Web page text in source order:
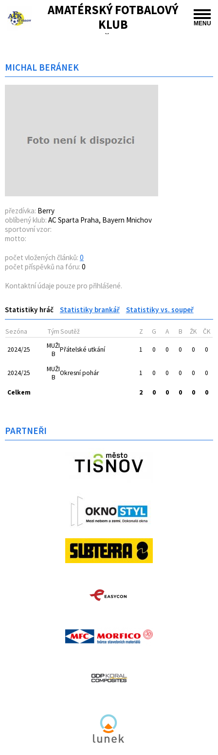
MENU
AMATÉRSKÝ FOTBALOVÝ
KLUB
TIŠNOV
MICHAL BERÁNEK
přezdívka: Berry
oblíbený klub: AC Sparta Praha, Bayern Mnichov
sportovní vzor:
motto:
počet vložených článků: 0
počet příspěvků na fóru: 0
Kontaktní údaje pouze pro přihlášené.
Statistiky hráč Statistiky brankář Statistiky vs. soupeř
Sezóna TýmSoutěž Z G A B ŽK ČK
2024/25
MUŽI
B
Přátelské utkání 1 0 0 0 0 0
2024/25
MUŽI
B
Okresní pohár 1 0 0 0 0 0
Celkem 2 0 0 0 0 0
PARTNEŘI